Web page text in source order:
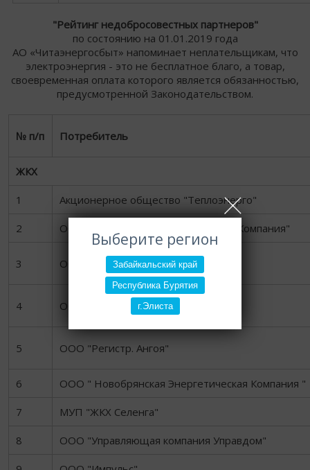
Выберите регион
Забайкальский край
Республика Бурятия
г.Элиста
"Рейтинг недобросовестных партнеров"
по состоянию на 01.01.2019 года
АО «Читаэнергосбыт» напоминает неплательщикам, что
электроэнергия - это не бесплатное благо, а товар,
своевременная оплата которого является обязанностью,
предусмотренной Законодательством.
№ п/п Потребитель
ЖКХ
1 Акционерное общество "Теплоэнерго"
2 ООО "Таксимовская Коммунальная Компания"
3 ООО "Регистр. Кичера"
4 ООО "Регистр. Водолей"
5 ООО "Регистр. Ангоя"
6 ООО " Новобрянская Энергетическая Компания "
7 МУП "ЖКХ Селенга"
8 ООО "Управляющая компания Управдом"